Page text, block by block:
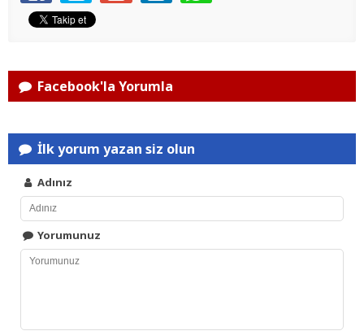
Facebook'la Yorumla
İlk yorum yazan siz olun
Adınız
Yorumunuz